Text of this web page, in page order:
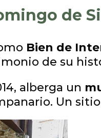
de
Bien de
de su
alberga un
Un